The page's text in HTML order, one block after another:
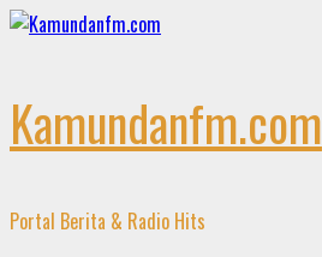
Skip
Kamundanfm.com
Portal Berita & Radio Hits